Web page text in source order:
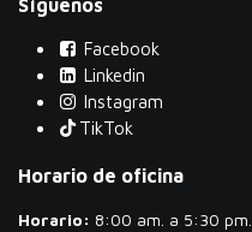
Síguenos
Facebook
Linkedin
Instagram
TikTok
Horario de oficina
Horario: ​8:00 am. a 5:30 pm.